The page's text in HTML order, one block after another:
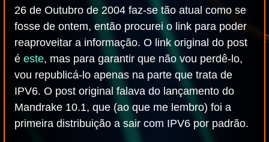
26 de Outubro de 2004 faz-se tão atual como se
fosse de ontem, então procurei o link para poder
reaproveitar a informação. O link original do post
é este, mas para garantir que não vou perdê-lo,
vou republicá-lo apenas na parte que trata de
IPV6. O post original falava do lançamento do
Mandrake 10.1, que (ao que me lembro) foi a
primeira distribuição a sair com IPV6 por padrão.